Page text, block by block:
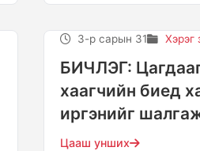
3-р сарын 31 Хэрэг
БИЧЛЭГ:
хаагчийн биед
иргэнийг
Цааш унших